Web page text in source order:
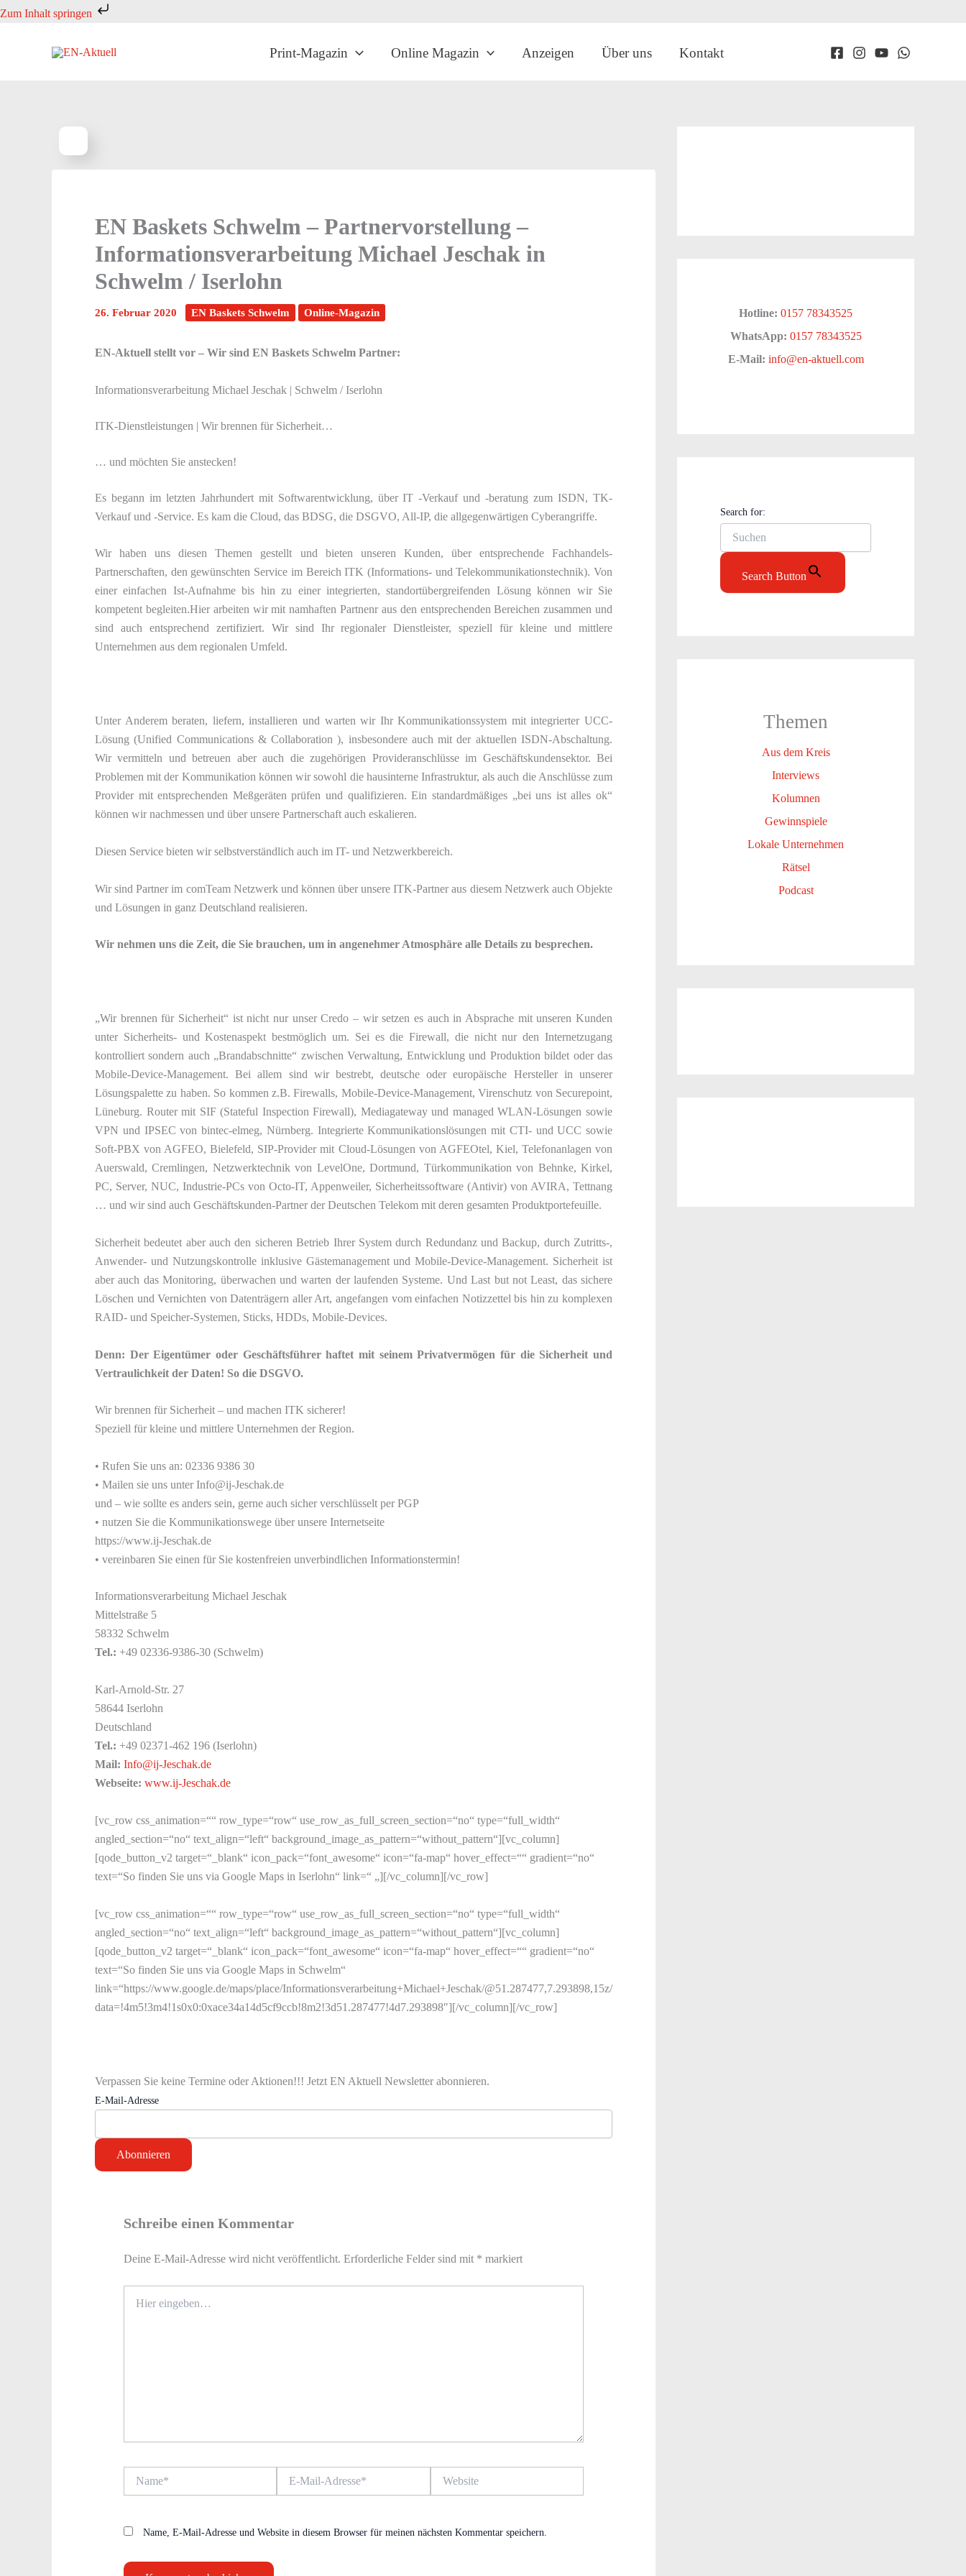
Zum Inhalt springen
Zum
Print-Magazin Online Magazin Anzeigen Über uns Kontakt
EN Baskets Schwelm – Partnervorstellung –
Informationsverarbeitung Michael Jeschak in
Schwelm / Iserlohn
26. Februar 2020 EN Baskets Schwelm Online-Magazin
EN-Aktuell stellt vor – Wir sind EN Baskets Schwelm Partner:
Informationsverarbeitung Michael Jeschak | Schwelm / Iserlohn
ITK-Dienstleistungen | Wir brennen für Sicherheit…
… und möchten Sie anstecken!
Es begann im letzten Jahrhundert mit Softwarentwicklung, über IT -Verkauf und -beratung zum ISDN, TK-
Verkauf und -Service. Es kam die Cloud, das BDSG, die DSGVO, All-IP, die allgegenwärtigen Cyberangriffe.
Wir haben uns diesen Themen gestellt und bieten unseren Kunden, über entsprechende Fachhandels-
Partnerschaften, den gewünschten Service im Bereich ITK (Informations- und Telekommunikationstechnik). Von
einer einfachen Ist-Aufnahme bis hin zu einer integrierten, standortübergreifenden Lösung können wir Sie
kompetent begleiten.Hier arbeiten wir mit namhaften Partnenr aus den entsprechenden Bereichen zusammen und
sind auch entsprechend zertifiziert. Wir sind Ihr regionaler Dienstleister, speziell für kleine und mittlere
Unternehmen aus dem regionalen Umfeld.
Unter Anderem beraten, liefern, installieren und warten wir Ihr Kommunikationssystem mit integrierter UCC-
Lösung (Unified Communications & Collaboration ), insbesondere auch mit der aktuellen ISDN-Abschaltung.
Wir vermitteln und betreuen aber auch die zugehörigen Provideranschlüsse im Geschäftskundensektor. Bei
Problemen mit der Kommunikation können wir sowohl die hausinterne Infrastruktur, als auch die Anschlüsse zum
Provider mit entsprechenden Meßgeräten prüfen und qualifizieren. Ein standardmäßiges „bei uns ist alles ok“
können wir nachmessen und über unsere Partnerschaft auch eskalieren.
Diesen Service bieten wir selbstverständlich auch im IT- und Netzwerkbereich.
Wir sind Partner im comTeam Netzwerk und können über unsere ITK-Partner aus diesem Netzwerk auch Objekte
und Lösungen in ganz Deutschland realisieren.
Wir nehmen uns die Zeit, die Sie brauchen, um in angenehmer Atmosphäre alle Details zu besprechen.
„Wir brennen für Sicherheit“ ist nicht nur unser Credo – wir setzen es auch in Absprache mit unseren Kunden
unter Sicherheits- und Kostenaspekt bestmöglich um. Sei es die Firewall, die nicht nur den Internetzugang
kontrolliert sondern auch „Brandabschnitte“ zwischen Verwaltung, Entwicklung und Produktion bildet oder das
Mobile-Device-Management. Bei allem sind wir bestrebt, deutsche oder europäische Hersteller in unserer
Lösungspalette zu haben. So kommen z.B. Firewalls, Mobile-Device-Management, Virenschutz von Securepoint,
Lüneburg. Router mit SIF (Stateful Inspection Firewall), Mediagateway und managed WLAN-Lösungen sowie
VPN und IPSEC von bintec-elmeg, Nürnberg. Integrierte Kommunikationslösungen mit CTI- und UCC sowie
Soft-PBX von AGFEO, Bielefeld, SIP-Provider mit Cloud-Lösungen von AGFEOtel, Kiel, Telefonanlagen von
Auerswald, Cremlingen, Netzwerktechnik von LevelOne, Dortmund, Türkommunikation von Behnke, Kirkel,
PC, Server, NUC, Industrie-PCs von Octo-IT, Appenweiler, Sicherheitssoftware (Antivir) von AVIRA, Tettnang
… und wir sind auch Geschäftskunden-Partner der Deutschen Telekom mit deren gesamten Produktportefeuille.
Sicherheit bedeutet aber auch den sicheren Betrieb Ihrer System durch Redundanz und Backup, durch Zutritts-,
Anwender- und Nutzungskontrolle inklusive Gästemanagement und Mobile-Device-Management. Sicherheit ist
aber auch das Monitoring, überwachen und warten der laufenden Systeme. Und Last but not Least, das sichere
Löschen und Vernichten von Datenträgern aller Art, angefangen vom einfachen Notizzettel bis hin zu komplexen
RAID- und Speicher-Systemen, Sticks, HDDs, Mobile-Devices.
Denn: Der Eigentümer oder Geschäftsführer haftet mit seinem Privatvermögen für die Sicherheit und
Vertraulichkeit der Daten! So die DSGVO.
Wir brennen für Sicherheit – und machen ITK sicherer!
Speziell für kleine und mittlere Unternehmen der Region.
• Rufen Sie uns an: 02336 9386 30
• Mailen sie uns unter Info@ij-Jeschak.de
und – wie sollte es anders sein, gerne auch sicher verschlüsselt per PGP
• nutzen Sie die Kommunikationswege über unsere Internetseite
https://www.ij-Jeschak.de
• vereinbaren Sie einen für Sie kostenfreien unverbindlichen Informationstermin!
Informationsverarbeitung Michael Jeschak
Mittelstraße 5
58332 Schwelm
Tel.: +49 02336-9386-30 (Schwelm)
Karl-Arnold-Str. 27
58644 Iserlohn
Deutschland
Tel.: +49 02371-462 196 (Iserlohn)
Mail: Info@ij-Jeschak.de
Webseite: www.ij-Jeschak.de
[vc_row css_animation=““ row_type=“row“ use_row_as_full_screen_section=“no“ type=“full_width“
angled_section=“no“ text_align=“left“ background_image_as_pattern=“without_pattern“][vc_column]
[qode_button_v2 target=“_blank“ icon_pack=“font_awesome“ icon=“fa-map“ hover_effect=““ gradient=“no“
text=“So finden Sie uns via Google Maps in Iserlohn“ link=“ „][/vc_column][/vc_row]
[vc_row css_animation=““ row_type=“row“ use_row_as_full_screen_section=“no“ type=“full_width“
angled_section=“no“ text_align=“left“ background_image_as_pattern=“without_pattern“][vc_column]
[qode_button_v2 target=“_blank“ icon_pack=“font_awesome“ icon=“fa-map“ hover_effect=““ gradient=“no“
text=“So finden Sie uns via Google Maps in Schwelm“
link=“https://www.google.de/maps/place/Informationsverarbeitung+Michael+Jeschak/@51.287477,7.293898,15z/
data=!4m5!3m4!1s0x0:0xace34a14d5cf9ccb!8m2!3d51.287477!4d7.293898″][/vc_column][/vc_row]
Verpassen Sie keine Termine oder Aktionen!!! Jetzt EN Aktuell Newsletter abonnieren.
E-Mail-Adresse
Schreibe einen Kommentar
Deine E-Mail-Adresse wird nicht veröffentlicht. Erforderliche Felder sind mit * markiert
eingeben…
Mail-
Name, E-Mail-Adresse und Website in diesem Browser für meinen nächsten Kommentar speichern.
Hotline: 0157 78343525
WhatsApp: 0157 78343525
E-Mail: info@en-aktuell.com
Search for:
Search Button
Themen
Aus dem Kreis
Interviews
Kolumnen
Gewinnspiele
Lokale Unternehmen
Rätsel
Podcast